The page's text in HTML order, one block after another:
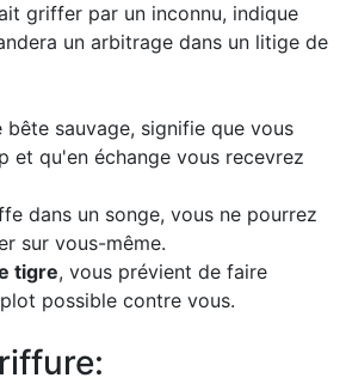
griffer par un inconnu, indique
un arbitrage dans un litige de
sauvage, signifie que vous
et qu'en échange vous recevrez
dans un songe, vous ne pourrez
sur vous-même.
tigre, vous prévient de faire
possible contre vous.